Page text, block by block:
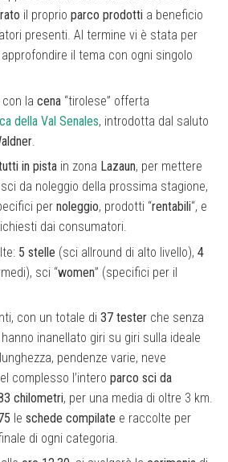
il proprio parco prodotti a beneficio
presenti. Al termine vi è stata per
il tema con ogni singolo
la cena “tirolese” offerta
della Val Senales, introdotta dal saluto
in pista in zona Lazaun, per mettere
da noleggio della prossima stagione,
per noleggio, prodotti “rentabili“, e
dai consumatori.
5 stelle (sci allround di alto livello), 4
sci “women” (specifici per il
con un totale di 37 tester che senza
inanellato giri su giri sulla ideale
pendenze varie, neve
complesso l’intero parco sci da
chilometri, per una media di oltre 3 km.
le schede compilate e raccolte per
di ogni categoria.